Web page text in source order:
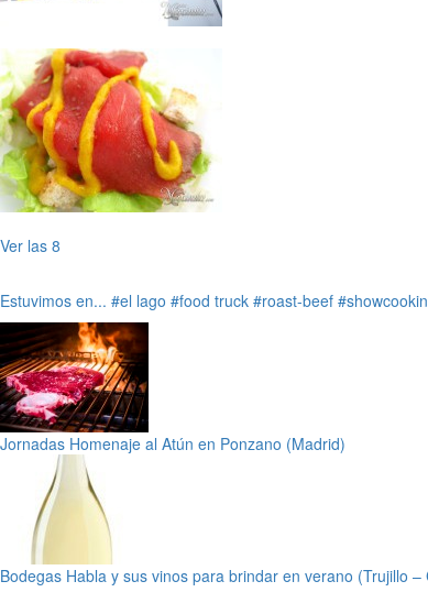
Ver las 8
Estuvimos en... #el lago #food truck #roast-beef
Jornadas Homenaje al Atún en Ponzano (Madrid)
Bodegas Habla y sus vinos para brindar en verano (Trujillo –